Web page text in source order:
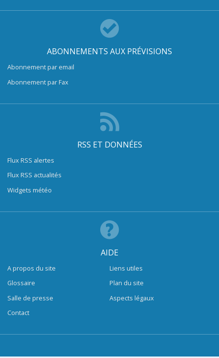
ABONNEMENTS AUX PRÉVISIONS
Abonnement par email
Abonnement par Fax
RSS ET DONNÉES
Flux RSS alertes
Flux RSS actualités
Widgets météo
AIDE
A propos du site
Glossaire
Salle de presse
Contact
Liens utiles
Plan du site
Aspects légaux